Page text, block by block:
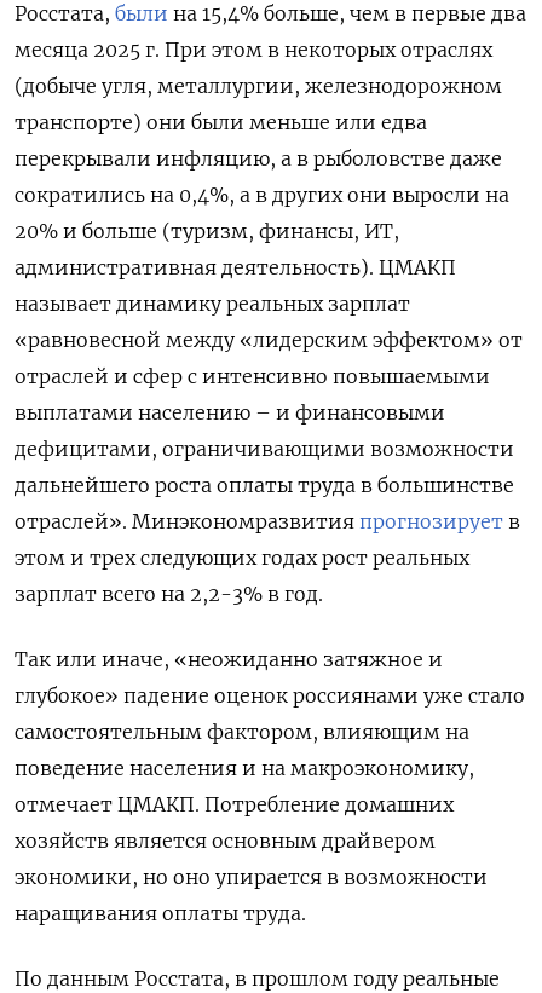
Росстата, были на 15,4% больше, чем в первые два
месяца 2025 г. При этом в некоторых отраслях
(добыче угля, металлургии, железнодорожном
транспорте) они были меньше или едва
перекрывали инфляцию, а в рыболовстве даже
сократились на 0,4%, а в других они выросли на
20% и больше (туризм, финансы, ИТ,
административная деятельность). ЦМАКП
называет динамику реальных зарплат
«равновесной между «лидерским эффектом» от
отраслей и сфер с интенсивно повышаемыми
выплатами населению – и финансовыми
дефицитами, ограничивающими возможности
дальнейшего роста оплаты труда в большинстве
отраслей». Минэкономразвития прогнозирует в
этом и трех следующих годах рост реальных
зарплат всего на 2,2-3% в год.
Так или иначе, «неожиданно затяжное и
глубокое» падение оценок россиянами уже стало
самостоятельным фактором, влияющим на
поведение населения и на макроэкономику,
отмечает ЦМАКП. Потребление домашних
хозяйств является основным драйвером
экономики, но оно упирается в возможности
наращивания оплаты труда.
По данным Росстата, в прошлом году реальные